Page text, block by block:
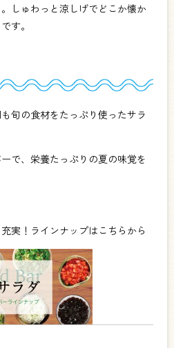
しゅわっと涼しげでどこか懐か
す。
旬の食材をたっぷり使ったサラ
で、栄養たっぷりの夏の味覚を
実！ラインナップはこちらから